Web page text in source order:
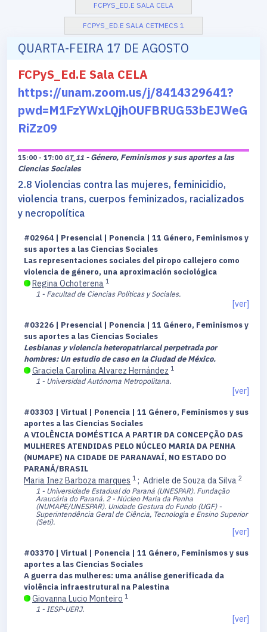
FCPYS_ED.E SALA CELA
FCPYS_ED.E SALA CETMECS 1
QUARTA-FEIRA 17 DE AGOSTO
FCPyS_Ed.E Sala CELA
https://unam.zoom.us/j/8414329641?
pwd=M1FzYWxLQjhOUFBRUG53bEJWeG
RiZz09
15:00 - 17:00 GT_11 - Género, Feminismos y sus aportes a las
Ciencias Sociales
2.8 Violencias contra las mujeres, feminicidio,
violencia trans, cuerpos feminizados, racializados
y necropolítica
#02964 | Presencial | Ponencia | 11 Género, Feminismos y
sus aportes a las Ciencias Sociales
Las representaciones sociales del piropo callejero como
violencia de género, una aproximación sociológica
Regina Ochoterena 1
1 - Facultad de Ciencias Políticas y Sociales.
[ver]
#03226 | Presencial | Ponencia | 11 Género, Feminismos y
sus aportes a las Ciencias Sociales
Lesbianas y violencia heteropatriarcal perpetrada por
hombres: Un estudio de caso en la Ciudad de México.
Graciela Carolina Alvarez Hernández 1
1 - Universidad Autónoma Metropolitana.
[ver]
#03303 | Virtual | Ponencia | 11 Género, Feminismos y sus
aportes a las Ciencias Sociales
A VIOLÊNCIA DOMÉSTICA A PARTIR DA CONCEPÇÃO DAS
MULHERES ATENDIDAS PELO NÚCLEO MARIA DA PENHA
(NUMAPE) NA CIDADE DE PARANAVAÍ, NO ESTADO DO
PARANÁ/BRASIL
Maria Inez Barboza marques 1 ; Adriele de Souza da Silva 2
1 - Universidade Estadual do Paraná (UNESPAR). Fundação
Araucária do Paraná. 2 - Núcleo Maria da Penha
(NUMAPE/UNESPAR). Unidade Gestura do Fundo (UGF) -
Superintendência Geral de Ciência, Tecnologia e Ensino Superior
(Seti).
[ver]
#03370 | Virtual | Ponencia | 11 Género, Feminismos y sus
aportes a las Ciencias Sociales
A guerra das mulheres: uma análise generificada da
violência infraestrutural na Palestina
Giovanna Lucio Monteiro 1
1 - IESP-UERJ.
[ver]